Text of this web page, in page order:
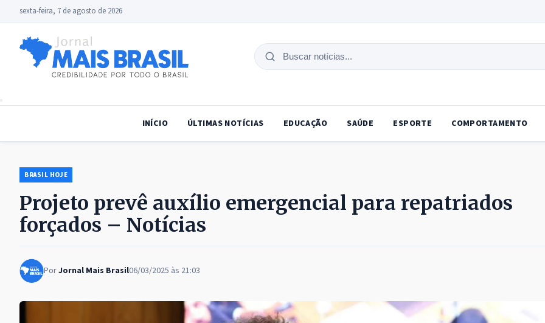
sexta-feira, 7 de agosto de 2026
Buscar
INÍCIO ÚLTIMAS NOTÍCIAS EDUCAÇÃO SAÚDE ESPORTE COMPORTAMENTO
BRASIL HOJE
Projeto prevê auxílio emergencial para repatriados
forçados – Notícias
PorJornal Mais Brasil06/03/2025 às 21:03